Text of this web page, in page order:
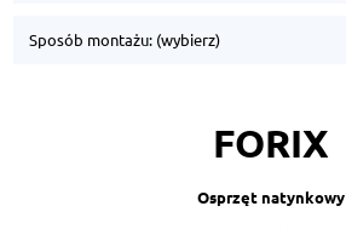
Sposób montażu: (wybierz)
FORIX
Osprzęt natynkowy